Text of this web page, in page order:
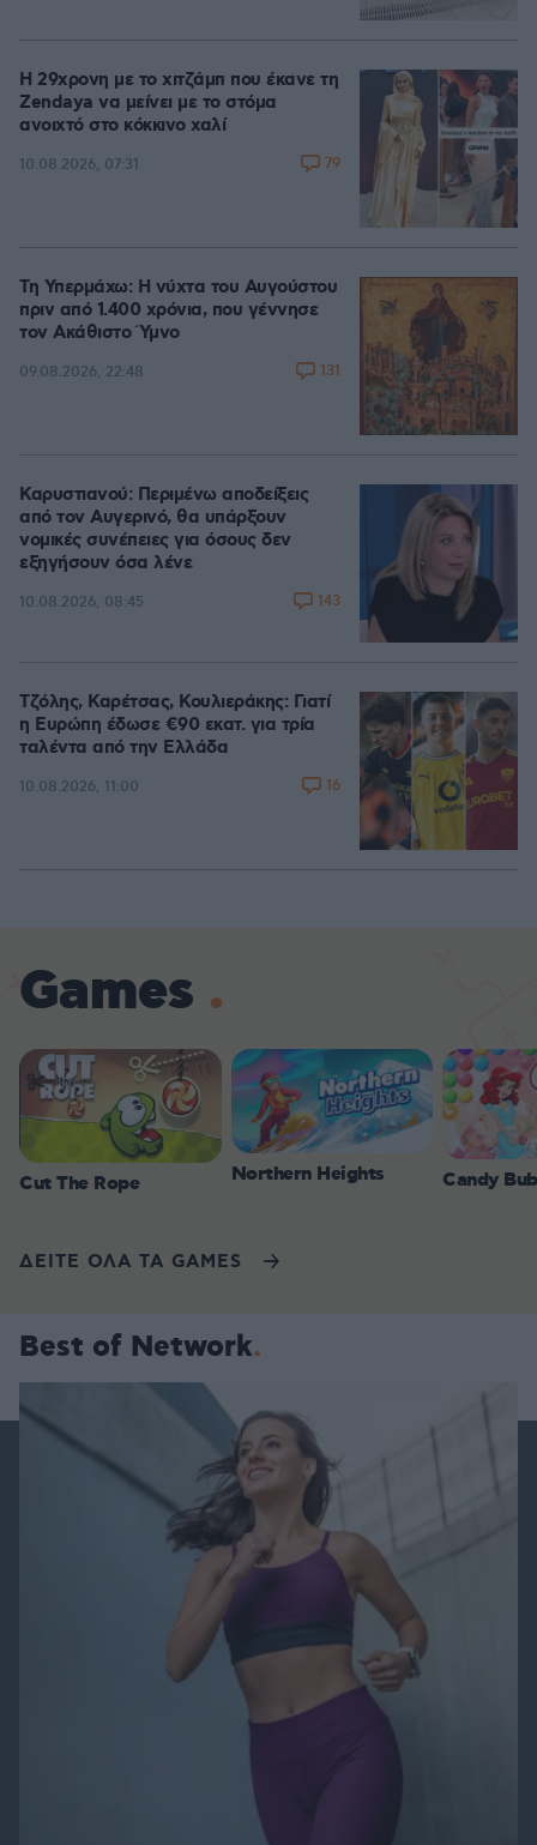
Η 29χρονη με το χιτζάμπ που έκανε τη
Zendaya να μείνει με το στόμα
ανοιχτό στο κόκκινο χαλί
10.08.2026, 07:31 79
Τη Υπερμάχω: Η νύχτα του Αυγούστου
πριν από 1.400 χρόνια, που γέννησε
τον Ακάθιστο Ύμνο
09.08.2026, 22:48 131
Καρυστιανού: Περιμένω αποδείξεις
από τον Αυγερινό, θα υπάρξουν
νομικές συνέπειες για όσους δεν
εξηγήσουν όσα λένε
10.08.2026, 08:45 143
Τζόλης, Καρέτσας, Κουλιεράκης: Γιατί
η Ευρώπη έδωσε €90 εκατ. για τρία
ταλέντα από την Ελλάδα
10.08.2026, 11:00 16
Games
Cut The Rope Northern Heights Candy
ΔΕΙΤΕ ΟΛΑ ΤΑ GAMES
Best of Network